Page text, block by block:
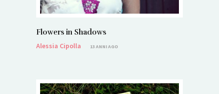
Flowers in Shadows
Alessia Cipolla
13 ANNI AGO